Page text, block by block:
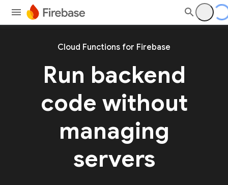
Cloud Functions for Firebase
Run backend
code without
managing
servers